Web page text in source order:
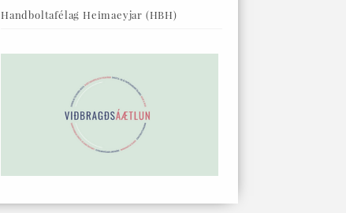
Handboltafélag Heimaeyjar (HBH)